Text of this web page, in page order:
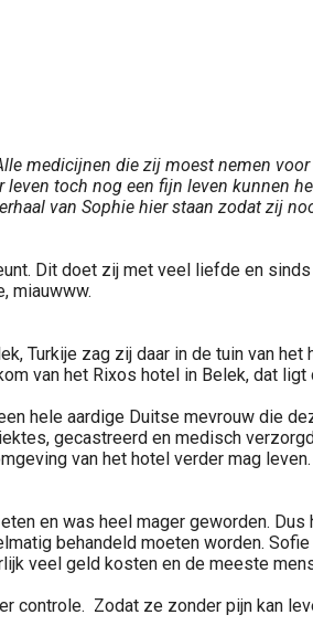
medicijnen die zij moest nemen
toch nog een fijn leven kunnen
van Sophie hier staan zodat zij
Dit doet zij met veel liefde en
miauwww.
Turkije zag zij daar in de tuin van het
van het Rixos hotel in Belek, dat ligt
hele aardige Duitse mevrouw die
gecastreerd en medisch
van het hotel verder mag leven.
en was heel mager geworden.
behandeld moeten worden.
veel geld kosten en de meeste
controle. Zodat ze zonder pijn kan